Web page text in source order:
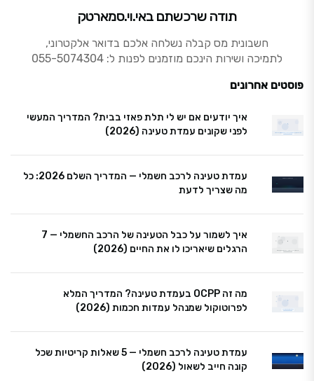
תודה שרכשתם באי.וי.סמארטק
חשבונית מס קבלה נשלחה אלכם בדואר אלקטרוני,
לתמיכה ושירות הינכם מוזמנים לפנות ל: 055-5074304
פוסטים אחרונים
איך יודעים אם יש לי תלת פאזי בבית? המדריך המעשי
לפני שקונים עמדת טעינה (2026)
עמדת טעינה לרכב חשמלי — המדריך השלם 2026: כל
מה שצריך לדעת
איך לשמור על כבל הטעינה של הרכב החשמלי — 7
הרגלים שיאריכו לו את החיים (2026)
מה זה OCPP בעמדת טעינה? המדריך המלא
לפרוטוקול שמנהל עמדות חכמות (2026)
עמדת טעינה לרכב חשמלי — 5 שאלות קריטיות שכל
קונה חייב לשאול (2026)